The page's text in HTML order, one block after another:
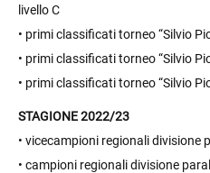
livello C
• primi classificati torneo “Silvio
• primi classificati torneo “Silvio
• primi classificati torneo “Silvio
STAGIONE 2022/23
• vicecampioni regionali divisione
• campioni regionali divisione